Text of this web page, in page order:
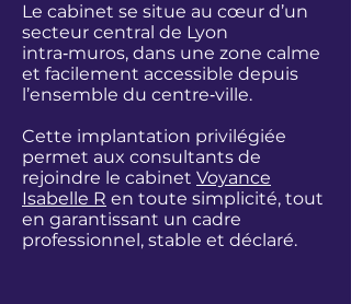
Le cabinet se situe au cœur d’un
secteur central de Lyon
intra‑muros, dans une zone calme
et facilement accessible depuis
l’ensemble du centre‑ville.
Cette implantation privilégiée
permet aux consultants de
rejoindre le cabinet Voyance
Isabelle R en toute simplicité, tout
en garantissant un cadre
professionnel, stable et déclaré.